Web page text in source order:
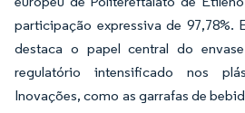
participação expressiva de 97,78%.
destaca o papel central do
regulatório intensificado nos
Inovações, como as garrafas de